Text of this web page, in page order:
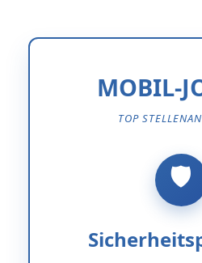
MOBIL-
TOP